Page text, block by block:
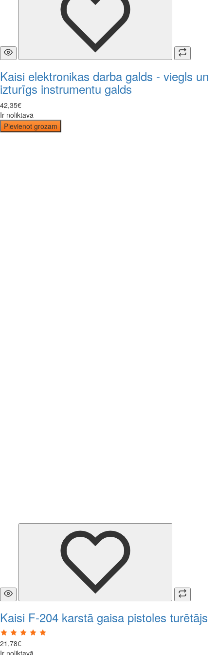
Kaisi elektronikas darba galds - viegls un
izturīgs instrumentu galds
42,35€
Ir noliktavā
Pievienot grozam
Kaisi F-204 karstā gaisa pistoles turētājs
21 ,78€